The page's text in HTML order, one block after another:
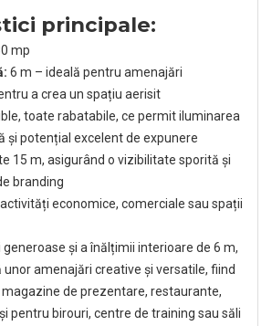
principale:
mp
6 m – ideală pentru amenajări
a crea un spațiu aerisit
toate rabatabile, ce permit iluminarea
și potențial excelent de expunere
15 m, asigurând o vizibilitate sporită și
branding
activități economice, comerciale sau spații
și a înălțimii interioare de 6 m,
amenajări creative și versatile, fiind
de prezentare, restaurante,
pentru birouri, centre de training sau săli